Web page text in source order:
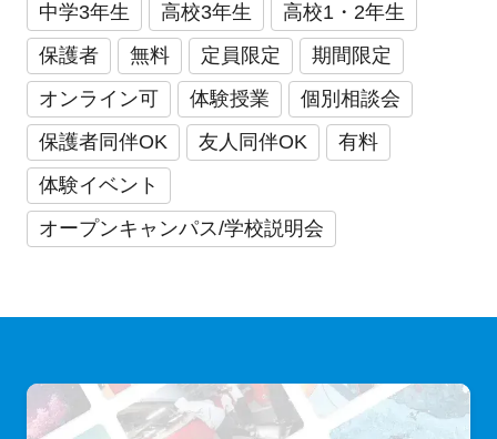
中学3年生
高校3年生
高校1・2年生
保護者
無料 定員限定
期間限定
オンライン可
体験授業
個別相談会
保護者同伴OK
友人同伴OK
有料
体験イベント
オープンキャンパス/学校説明会